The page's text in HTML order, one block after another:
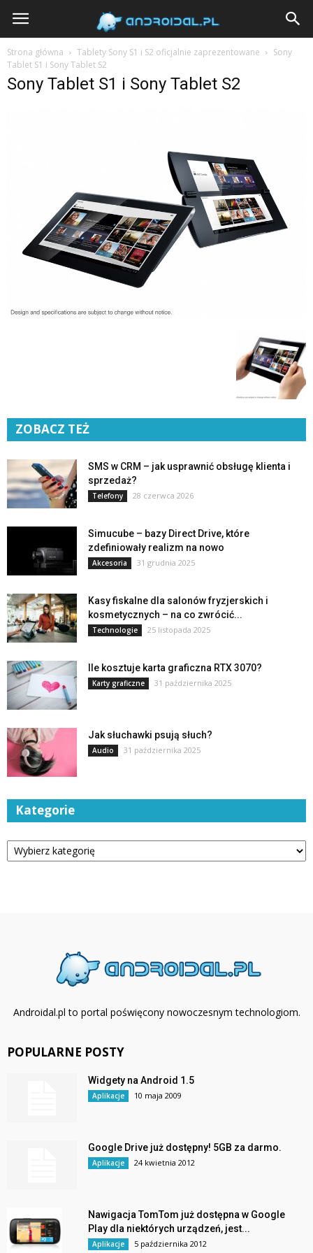
Androidal
Strona główna Tablety Sony S1 i S2 oficjalnie zaprezentowane
Sony
Tablet S1 i Sony Tablet S2
Sony Tablet S1 i Sony Tablet S2
ZOBACZ TEŻ
SMS w CRM – jak usprawnić obsługę klienta i
sprzedaż?
Telefony 28 czerwca 2026
Simucube – bazy Direct Drive, które
zdefiniowały realizm na nowo
Akcesoria 31 grudnia 2025
Kasy fiskalne dla salonów fryzjerskich i
kosmetycznych – na co zwrócić...
Technologie 25 listopada 2025
Ile kosztuje karta graficzna RTX 3070?
Karty graficzne 31 października 2025
Jak słuchawki psują słuch?
Audio 31 października 2025
Kategorie
Kategorie
Androidal.pl to portal poświęcony nowoczesnym technologiom.
POPULARNE POSTY
Widgety na Android 1.5
Aplikacje 10 maja 2009
Google Drive już dostępny! 5GB za darmo.
Aplikacje 24 kwietnia 2012
Nawigacja TomTom już dostępna w Google
Play dla niektórych urządzeń, jest...
Aplikacje 5 października 2012